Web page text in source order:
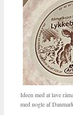
Ideen med at lave
med nogle af